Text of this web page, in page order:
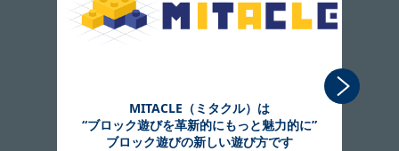
MITACLE（ミタクル）は
“ブロック遊びを革新的にもっと魅力的に”
ブロック遊びの新しい遊び方です